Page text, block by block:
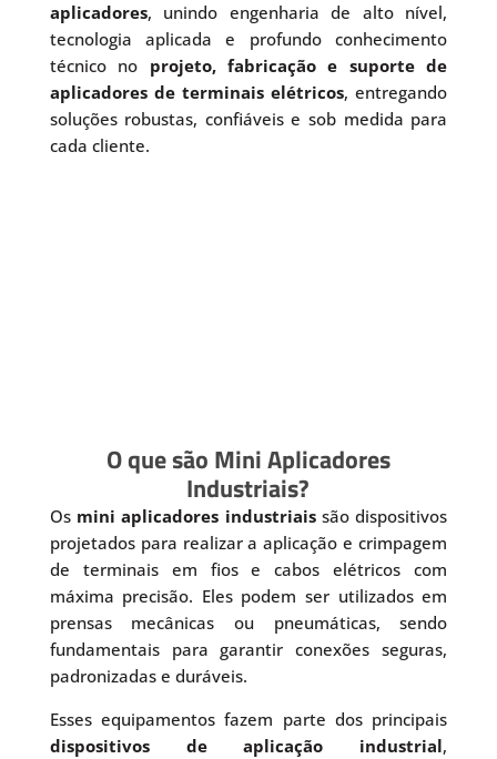
aplicadores, unindo engenharia de alto nível,
tecnologia aplicada e profundo conhecimento
técnico no projeto, fabricação e suporte de
aplicadores de terminais elétricos, entregando
soluções robustas, confiáveis e sob medida para
cada cliente.
O que são Mini Aplicadores
Industriais?
Os mini aplicadores industriaissão dispositivos
projetados para realizar a aplicação e crimpagem
de terminais em fios e cabos elétricos com
máxima precisão. Eles podem ser utilizados em
prensas mecânicas ou pneumáticas, sendo
fundamentais para garantir conexões seguras,
padronizadas e duráveis.
Esses equipamentos fazem parte dos principais
dispositivos de aplicação industrial,